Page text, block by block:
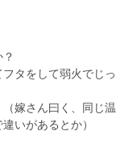
タをして弱火でじっ
嫁さん曰く、同じ温
いがあるとか）